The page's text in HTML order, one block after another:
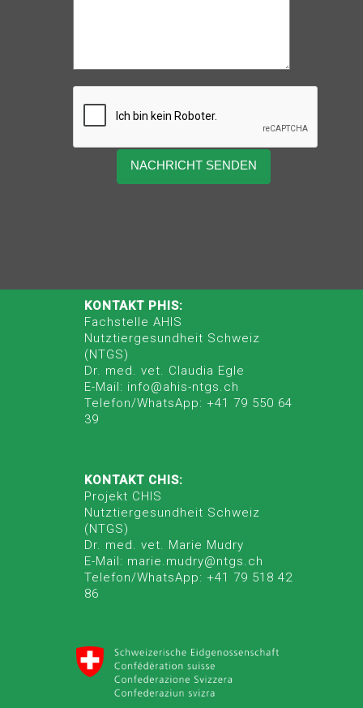
KONTAKT PHIS:
Fachstelle AHIS
Nutztiergesundheit Schweiz
(NTGS)
Dr. med. vet. Claudia Egle
E-Mail: info@ahis-ntgs.ch
Telefon/WhatsApp: +41 79 550 64
39
KONTAKT CHIS:
Projekt CHIS
Nutztiergesundheit Schweiz
(NTGS)
Dr. med. vet. Marie Mudry
E-Mail: marie.mudry@ntgs.ch
Telefon/WhatsApp: +41 79 518 42
86